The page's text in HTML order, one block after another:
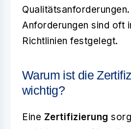
Anforderungen sind oft
Richtlinien festgelegt.
Warum ist die
wichtig?
Eine Zertifizierung